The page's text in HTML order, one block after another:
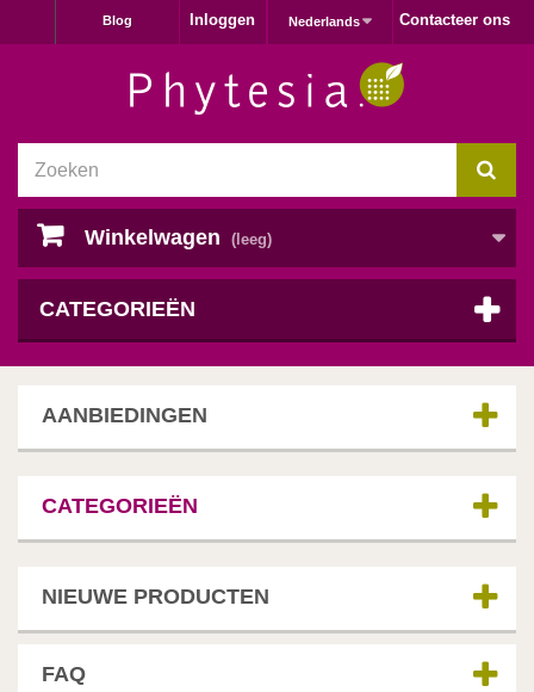
Contacteer ons
Nederlands
Inloggen
Blog
Winkelwagen (leeg)
CATEGORIEËN
AANBIEDINGEN
CATEGORIEËN
NIEUWE PRODUCTEN
FAQ